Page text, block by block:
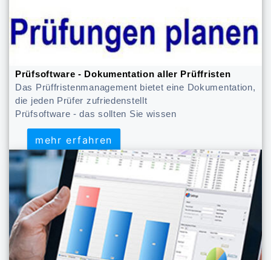
Prüfsoftware - Dokumentation aller Prüffristen
Das Prüffristenmanagement bietet eine Dokumentation,
die jeden Prüfer zufriedenstellt
Prüfsoftware - das sollten Sie wissen
mehr erfahren
mehr erfahren